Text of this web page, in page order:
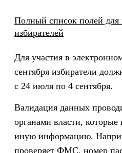
Полный список полей для
избирателей
Для участия в
сентября избиратели
с 24 июля по 4 сентября.
Валидация данных
органами власти,
иную информацию.
проверяет ФМС, номер